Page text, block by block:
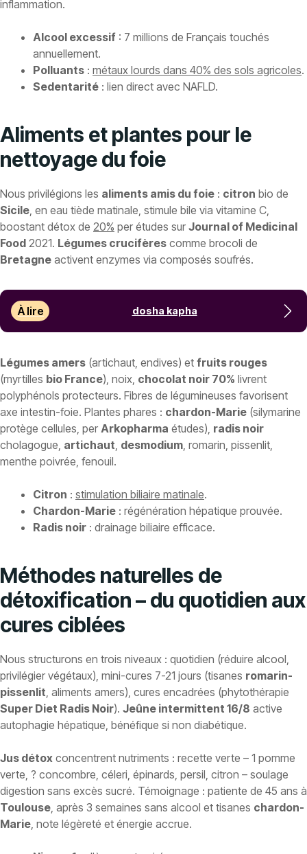
inflammation.
Alcool excessif : 7 millions de Français touchés
annuellement.
Polluants : métaux lourds dans 40% des sols agricoles.
Sedentarité : lien direct avec NAFLD.
Aliments et plantes pour le
nettoyage du foie
Nous privilégions les aliments amis du foie : citron bio de
Sicile , en eau tiède matinale, stimule bile via vitamine C,
boostant détox de 20% per études sur Journal of Medicinal
Food 2021. Légumes crucifères comme brocoli de
Bretagne activent enzymes via composés soufrés.
À lire dosha kapha
Légumes amers (artichaut, endives) et fruits rouges
(myrtilles bio France), noix, chocolat noir 70% livrent
polyphénols protecteurs. Fibres de légumineuses favorisent
axe intestin-foie. Plantes phares : chardon-Marie (silymarine
protège cellules, per Arkopharma études), radis noir
cholagogue, artichaut, desmodium, romarin, pissenlit,
menthe poivrée, fenouil.
Citron : stimulation biliaire matinale.
Chardon-Marie : régénération hépatique prouvée.
Radis noir : drainage biliaire efficace.
Méthodes naturelles de
détoxification – du quotidien aux
cures ciblées
Nous structurons en trois niveaux : quotidien (réduire alcool,
privilégier végétaux), mini-cures 7-21 jours (tisanes romarin-
pissenlit, aliments amers), cures encadrées (phytothérapie
Super Diet Radis Noir). Jeûne intermittent 16/8 active
autophagie hépatique, bénéfique si non diabétique.
Jus détox concentrent nutriments : recette verte – 1 pomme
verte, ? concombre, céleri, épinards, persil, citron – soulage
digestion sans excès sucré. Témoignage : patiente de 45 ans à
Toulouse, après 3 semaines sans alcool et tisanes chardon-
Marie, note légèreté et énergie accrue.